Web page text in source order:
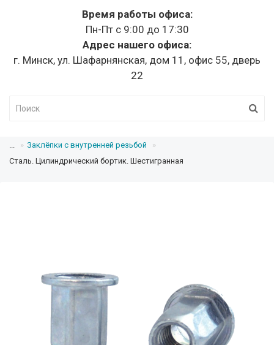
Время работы офиса:
Пн-Пт с 9:00 до 17:30
Адрес нашего офиса:
г. Минск, ул. Шафарнянская, дом 11, офис 55, дверь
22
Заклёпки с внутренней резьбой
Сталь. Цилиндрический бортик. Шестигранная